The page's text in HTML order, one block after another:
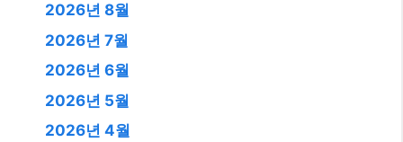
2026년 8월
2026년 7월
2026년 6월
2026년 5월
2026년 4월